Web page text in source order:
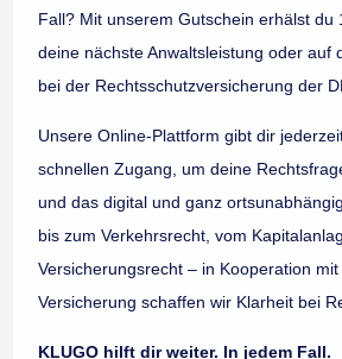
Fall? Mit unserem Gutschein erhälst du
deine nächste Anwaltsleistung oder auf
bei der Rechtsschutzversicherung der
Unsere Online-Plattform gibt dir
schnellen Zugang, um deine
und das digital und ganz
bis zum Verkehrsrecht, vom
Versicherungsrecht – in Kooperation mit
Versicherung schaffen wir Klarheit bei
KLUGO hilft dir weiter. In jedem Fall.